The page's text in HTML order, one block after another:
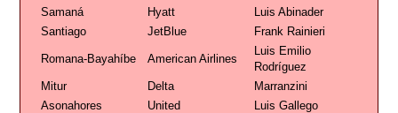
Samaná
Hyatt
Luis Abinader
Santiago
JetBlue Frank Rainieri
Romana-Bayahíbe American Airlines
Luis Emilio
Rodríguez
Mitur
Delta
Marranzini
Asonahores
United
Luis Gallego